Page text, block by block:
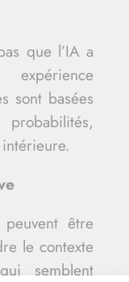
que l’IA a
sont basées
être
le contexte
semblent